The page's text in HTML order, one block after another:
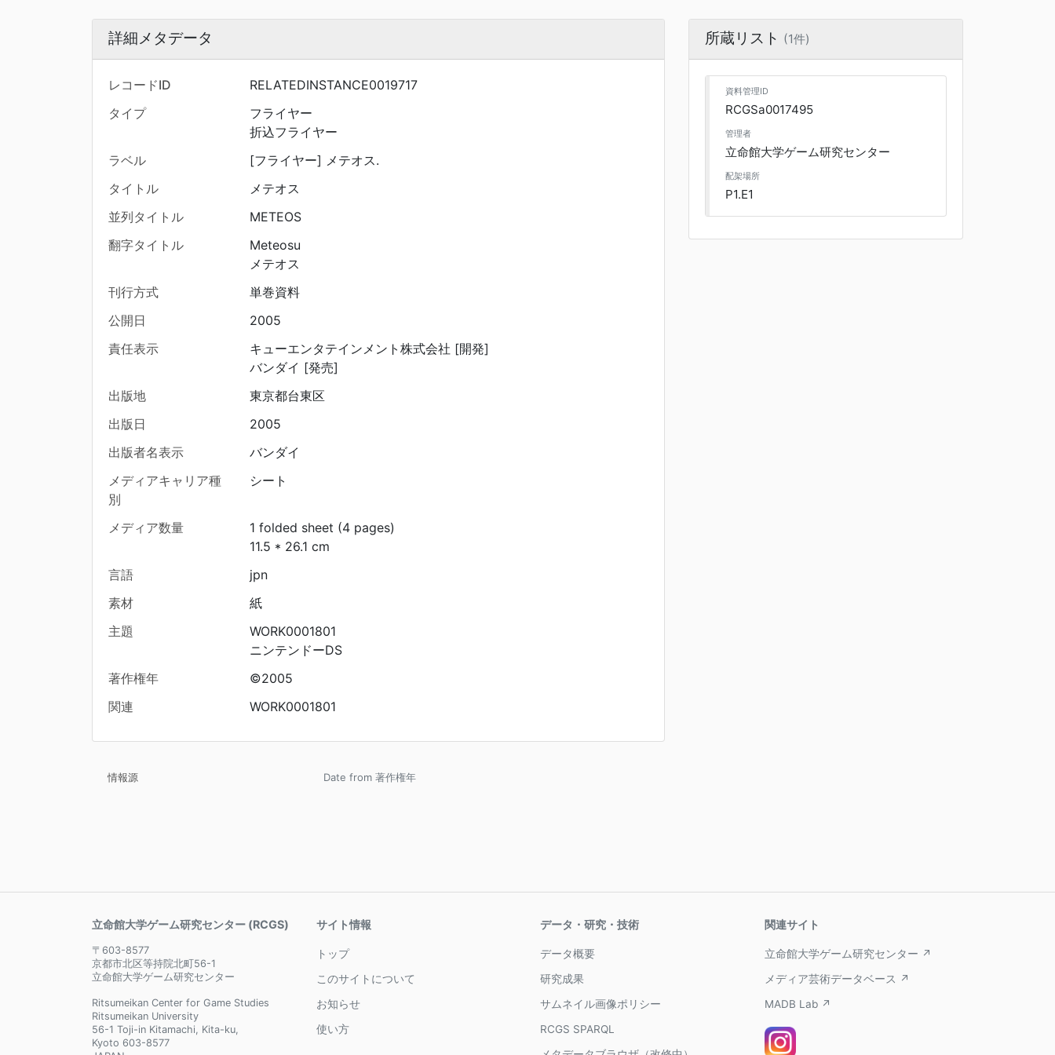
詳細メタデータ
レコードID
RELATEDINSTANCE0019717
タイプ
フライヤー
折込フライヤー
ラベル
[フライヤー] メテオス.
タイトル
メテオス
並列タイトル
METEOS
翻字タイトル
Meteosu
メテオス
刊行方式
単巻資料
公開日
2005
責任表示
キューエンタテインメント株式会社 [開発]
バンダイ [発売]
出版地
東京都台東区
出版日
2005
出版者名表示
バンダイ
メディアキャリア種
別
シート
メディア数量
1 folded sheet (4 pages)
11.5 * 26.1 cm
言語
jpn
素材
紙
主題
WORK0001801
ニンテンドーDS
著作権年
©2005
関連
WORK0001801
所蔵リスト (1件)
資料管理ID
RCGSa0017495
管理者
立命館大学ゲーム研究センター
配架場所
P1.E1
情報源 Date from 著作権年
立命館大学ゲーム研究センター (RCGS)
〒603-8577
京都市北区等持院北町56-1
立命館大学ゲーム研究センター
Ritsumeikan Center for Game Studies
Ritsumeikan University
56-1 Toji-in Kitamachi, Kita-ku,
Kyoto 603-8577
サイト情報
トップ
このサイトについて
お知らせ
使い方
データ・研究・技術
データ概要
研究成果
サムネイル画像ポリシー
RCGS SPARQL
関連サイト
立命館大学ゲーム研究センター ↗
メディア芸術データベース ↗
MADB Lab ↗